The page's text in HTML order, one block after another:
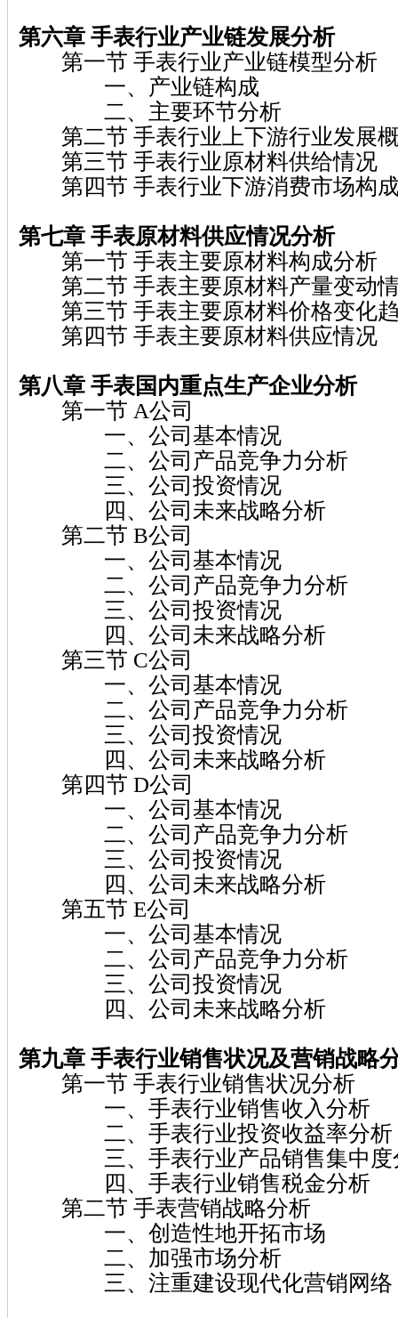
第六章 手表行业产业链发展分析
第一节 手表行业产业链模型分析
一、产业链构成
二、主要环节分析
第二节 手表行业上下游行业发展
第三节 手表行业原材料供给情况
第四节 手表行业下游消费市场构
第七章 手表原材料供应情况分析
第一节 手表主要原材料构成分析
第二节 手表主要原材料产量变动
第三节 手表主要原材料价格变化
第四节 手表主要原材料供应情况
第八章 手表国内重点生产企业分析
第一节 A公司
一、公司基本情况
二、公司产品竞争力分析
三、公司投资情况
四、公司未来战略分析
第二节 B公司
一、公司基本情况
二、公司产品竞争力分析
三、公司投资情况
四、公司未来战略分析
第三节 C公司
一、公司基本情况
二、公司产品竞争力分析
三、公司投资情况
四、公司未来战略分析
第四节 D公司
一、公司基本情况
二、公司产品竞争力分析
三、公司投资情况
四、公司未来战略分析
第五节 E公司
一、公司基本情况
二、公司产品竞争力分析
三、公司投资情况
四、公司未来战略分析
第九章 手表行业销售状况及营销战略
第一节 手表行业销售状况分析
一、手表行业销售收入分析
二、手表行业投资收益率分析
三、手表行业产品销售集中度
四、手表行业销售税金分析
第二节 手表营销战略分析
一、创造性地开拓市场
二、加强市场分析
三、注重建设现代化营销网络